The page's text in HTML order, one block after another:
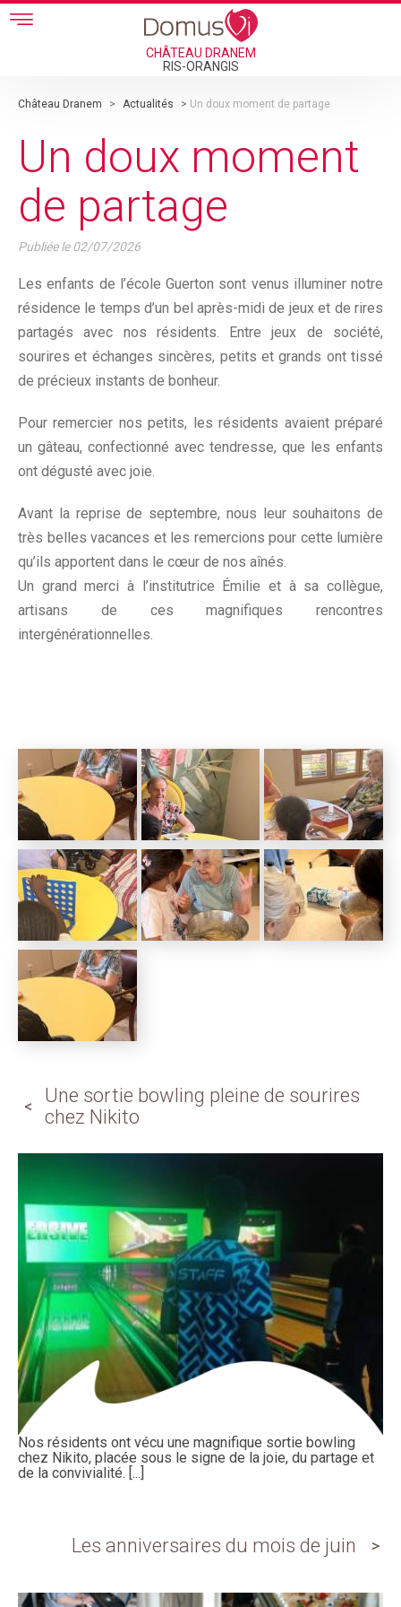
Skip to main content
CHÂTEAU DRANEM
RIS-ORANGIS
Château Dranem > Actualités > Un doux moment de partage
Un doux moment
de partage
Publiée le02/07/2026
Les enfants de l’école Guerton sont venus illuminer notre
résidence le temps d’un bel après-midi de jeux et de rires
partagés avec nos résidents. Entre jeux de société,
sourires et échanges sincères, petits et grands ont tissé
de précieux instants de bonheur.
Pour remercier nos petits, les résidents avaient préparé
un gâteau, confectionné avec tendresse, que les enfants
ont dégusté avec joie.
Avant la reprise de septembre, nous leur souhaitons de
très belles vacances et les remercions pour cette lumière
qu’ils apportent dans le cœur de nos aînés.
Un grand merci à l’institutrice Émilie et à sa collègue,
artisans de ces magnifiques rencontres
intergénérationnelles.
Une sortie bowling pleine de sourires
chez Nikito
Nos résidents ont vécu une magnifique sortie bowling
chez Nikito, placée sous le signe de la joie, du partage et
de la convivialité. [...]
Les anniversaires du mois de juin